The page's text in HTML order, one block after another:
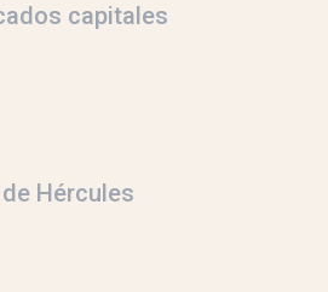
capitales
Hércules